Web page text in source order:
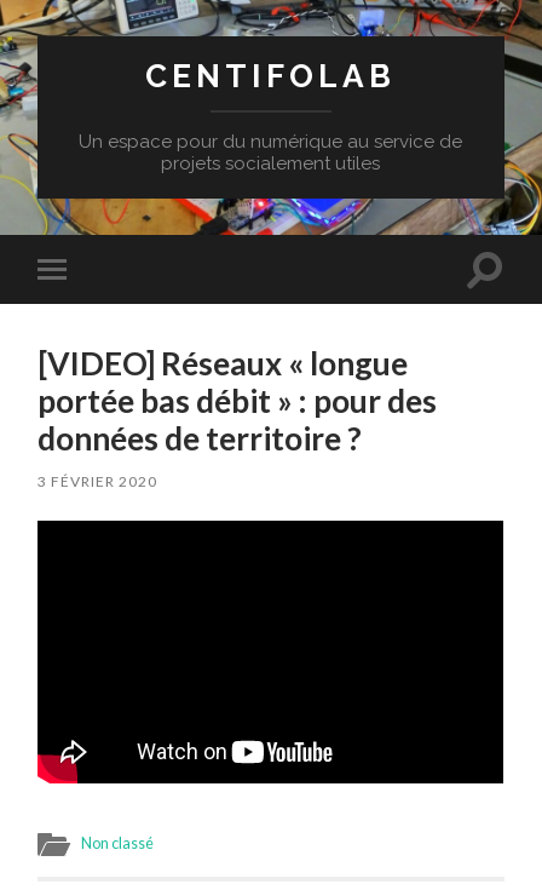
CENTIFOLAB
Un espace pour du numérique au service de
projets socialement utiles
Toggle
mobile
Toggle
[VIDEO] Réseaux « longue
portée bas débit » : pour des
données de territoire ?
3 FÉVRIER 2020
Non classé